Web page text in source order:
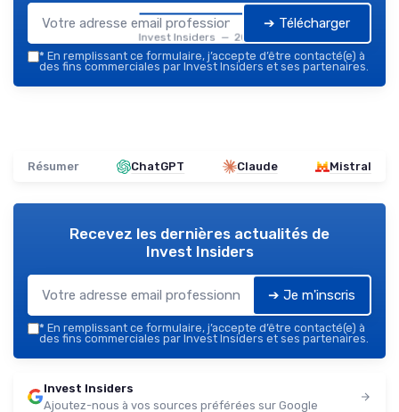
Invest Insiders — 2026
➔ Télécharger
* En remplissant ce formulaire, j’accepte d’être contacté(e) à
des fins commerciales par Invest Insiders et ses partenaires.
Résumer ChatGPT Claude Mistral
Recevez les dernières actualités de
Invest Insiders
➔ Je m'inscris
* En remplissant ce formulaire, j’accepte d’être contacté(e) à
des fins commerciales par Invest Insiders et ses partenaires.
Invest Insiders
Ajoutez-nous à vos sources préférées sur Google